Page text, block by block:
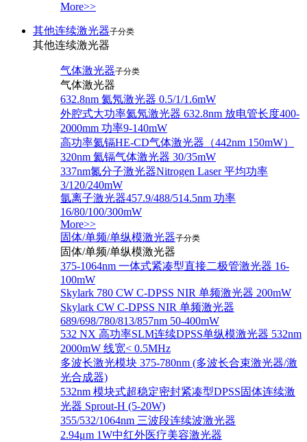
More>>
其他连续激光器子分类
其他连续激光器
气体激光器子分类
气体激光器
632.8nm 氦氖激光器 0.5/1/1.6mW
外腔式大功率氦氖激光器 632.8nm 放电管长度400-
2000mm 功率9-140mW
高功率氦镉HE-CD气体激光器（442nm 150mW）
320nm 氦镉气体激光器 30/35mW
337nm氮分子激光器Nitrogen Laser 平均功率
3/120/240mW
氩离子激光器457.9/488/514.5nm 功率
16/80/100/300mW
More>>
固体/单频/单纵模激光器子分类
固体/单频/单纵模激光器
375-1064nm 一体式紧凑型直接二极管激光器 16-
100mW
Skylark 780 CW C-DPSS NIR 单频激光器 200mW
Skylark CW C-DPSS NIR 单频激光器
689/698/780/813/857nm 50-400mW
532 NX 高功率SLM连续DPSS单纵模激光器 532nm
2000mW 线宽< 0.5MHz
多波长激光模块 375-780nm (多波长合束激光器/激
光合成器)
532nm 模块式超稳定密封紧凑型DPSS固体连续激
光器 Sprout-H (5-20W)
355/532/1064nm 三波段连续波激光器
2.94μm 1W中红外医疗美容激光器